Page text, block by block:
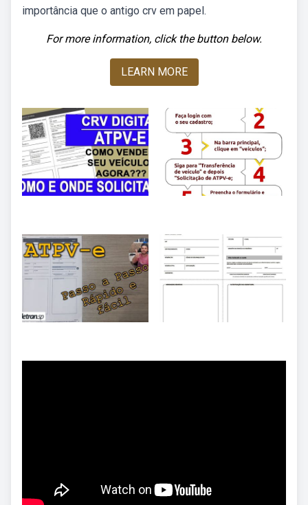
importância que o antigo crv em papel.
For more information, click the button below.
LEARN MORE